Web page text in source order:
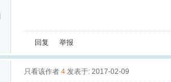
回复
举报
只看该作者 4 发表于: 2017-02-09